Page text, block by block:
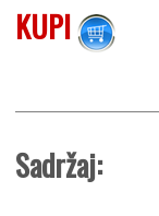
KUPI
Sadržaj: